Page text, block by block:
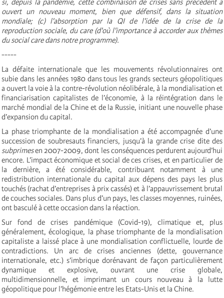
si, depuis la pandémie, cette combinaison de crises sans précédent a
ouvert un nouveau moment, bien que défensif, dans la situation
mondiale; (c) l'absorption par la QI de l'idée de la crise de la
reproduction sociale, du care (d'où l'importance à accorder aux thèmes
du social care dans notre programme).
-----
La défaite internationale que les mouvements révolutionnaires ont
subie dans les années 1980 dans tous les grands secteurs géopolitiques
a ouvert la voie à la contre-révolution néolibérale, à la mondialisation et
financiarisation capitalistes de l’économie, à la réintégration dans le
marché mondial de la Chine et de la Russie, initiant une nouvelle phase
d’expansion du capital.
La phase triomphante de la mondialisation a été accompagnée d’une
succession de soubresauts financiers, jusqu’à la grande crise dite des
subprimesen 2007-2009, dont les conséquences perdurent aujourd’hui
encore. L’impact économique et social de ces crises, et en particulier de
la dernière, a été considérable, contribuant notamment à une
redistribution internationale du capital aux dépens des pays les plus
touchés (rachat d’entreprises à prix cassés) et à l’appauvrissement brutal
de couches sociales. Dans plus d’un pays, les classes moyennes, ruinées,
ont basculé à cette occasion dans la réaction.
Sur fond de crises pandémique (Covid-19), climatique et, plus
généralement, écologique, la phase triomphante de la mondialisation
capitaliste a laissé place à une mondialisation conflictuelle, lourde de
contradictions. Un arc de crises anciennes (dette, gouvernance
internationale, etc.) s’imbrique dorénavant de façon particulièrement
dynamique et explosive, ouvrant une crise globale,
multidimensionnelle, et imprimant un cours nouveau à la lutte
géopolitique pour l’hégémonie entre les Etats-Unis et la Chine.